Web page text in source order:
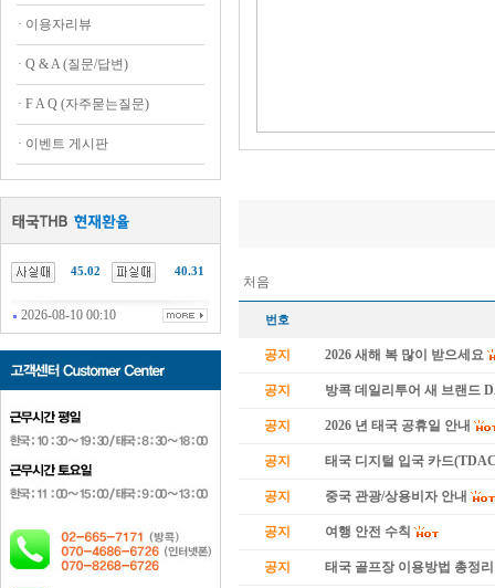
· 이용자리뷰
· Q & A (질문/답변)
· F A Q (자주묻는질문)
· 이벤트 게시판
45.02 40.31
2026-08-10 00:10
처음
번호
공지 2026 새해 복 많이 받으세요
공지 방콕 데일리투어 새 브랜드
공지 2026 년 태국 공휴일 안내
공지 태국 디지털 입국 카드
공지 중국 관광/상용비자 안내
공지 여행 안전 수칙
공지 태국 골프장 이용방법 총정리